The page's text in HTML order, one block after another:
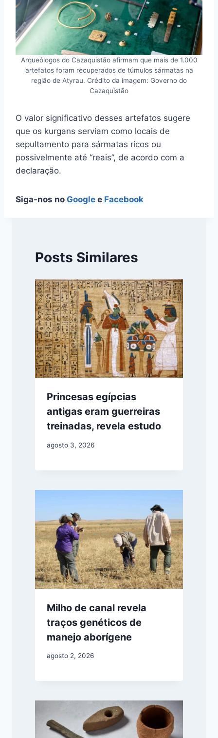
Arqueólogos do Cazaquistão afirmam que mais de 1.000
artefatos foram recuperados de túmulos sármatas na
região de Atyrau. Crédito da imagem: Governo do
Cazaquistão
O valor significativo desses artefatos sugere
que os kurgans serviam como locais de
sepultamento para sármatas ricos ou
possivelmente até “reais”, de acordo com a
declaração.
Siga-nos no Google e Facebook
Posts Similares
Princesas egípcias
antigas eram guerreiras
treinadas, revela estudo
agosto 3, 2026
Milho de canal revela
traços genéticos de
manejo aborígene
agosto 2, 2026